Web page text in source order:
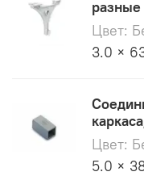
разные
Цвет:
3.0 ×
Цвет:
5.0 ×